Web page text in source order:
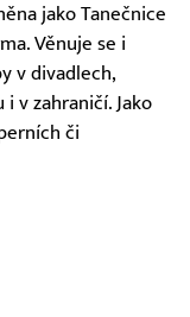
jako Tanečnice
Věnuje se i
v divadlech,
v zahraničí. Jako
či